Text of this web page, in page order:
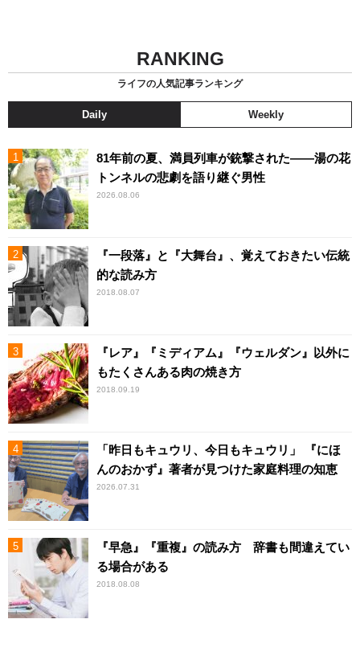
RANKING
ライフの人気記事ランキング
Daily Weekly
81年前の夏、満員列車が銃撃された――湯の花
トンネルの悲劇を語り継ぐ男性
2026.08.06
『一段落』と『大舞台』、覚えておきたい伝統
的な読み方
2018.08.07
『レア』『ミディアム』『ウェルダン』以外に
もたくさんある肉の焼き方
2018.09.19
「昨日もキュウリ、今日もキュウリ」 『にほ
んのおかず』著者が見つけた家庭料理の知恵
2026.07.31
『早急』『重複』の読み方 辞書も間違えてい
る場合がある
2018.08.08